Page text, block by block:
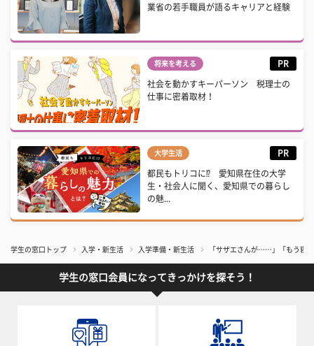
業省の若手職員が語るキャリアと経験
将来を考える PR
社会を動かすキーパーソン 税理士の
仕事に密着取材！
大学生活 PR
都民もトリコに⁉ 愛知県在住の大学
生・社会人に聞く、愛知県での暮らし
の魅...
学生の窓口トップ 入学・新生活 入学準備・新生活 「サザエさんが……」「もう寝
学生の窓口会員になってきっかけを探そう！